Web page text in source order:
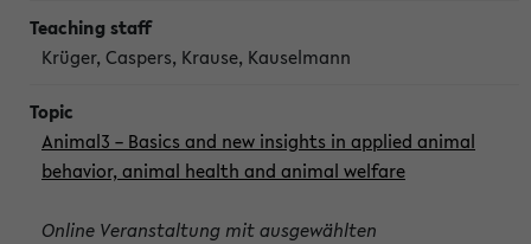
Krüger, Caspers, Krause, Kauselmann
Animal3 – Basics and new insights in applied animal
behavior, animal health and animal welfare
Online Veranstaltung mit ausgewählten